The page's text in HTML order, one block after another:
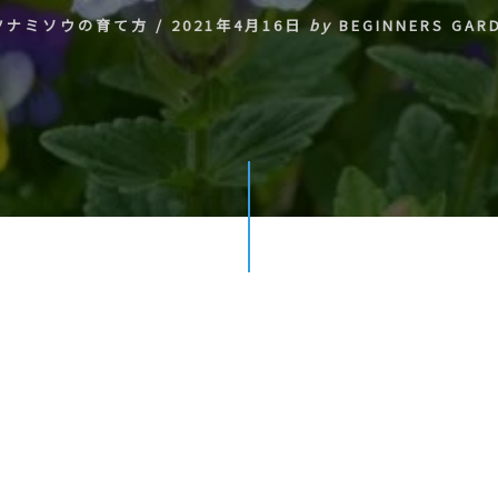
ナミソウの育て方 / 2021年4月16日 by BEGINNERS